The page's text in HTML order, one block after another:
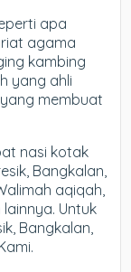
apa
agama
kambing
yang ahli
membuat
nasi kotak
Bangkalan,
aqiqah,
Untuk
Bangkalan,